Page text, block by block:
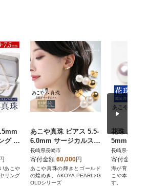
グ パ
円
!あこや
リング
あこや真珠 ピアス 5.5-
6.0mm サージカルステ
ンレス 3連 パール ゴー
ルド
長崎県長崎市
寄付金額 60,000円
あこや真珠の輝きとゴールド
の煌めき。AKOYA PEARL×G
OLDシリーズ
花珠 あこや
5mm 鑑定
K18
長崎県長崎市
寄付金額
海が育んだ珠
こや本真珠ス
す。